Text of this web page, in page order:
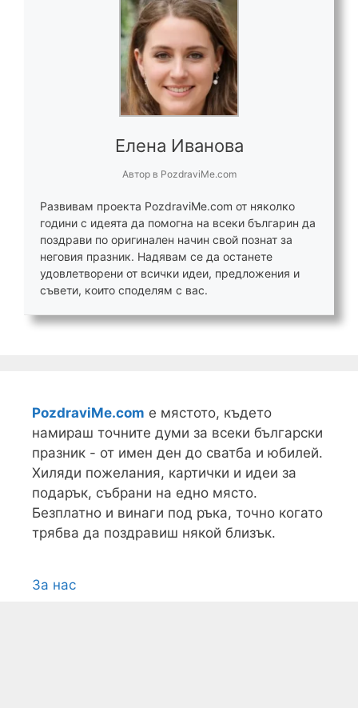
Елена Иванова
Автор в PozdraviMe.com
Развивам проекта PozdraviMe.com от няколко
години с идеята да помогна на всеки българин да
поздрави по оригинален начин свой познат за
неговия празник. Надявам се да останете
удовлетворени от всички идеи, предложения и
съвети, които споделям с вас.
PozdraviMe.com е мястото, където
намираш точните думи за всеки български
празник - от имен ден до сватба и юбилей.
Хиляди пожелания, картички и идеи за
подарък, събрани на едно място.
Безплатно и винаги под ръка, точно когато
трябва да поздравиш някой близък.
За нас